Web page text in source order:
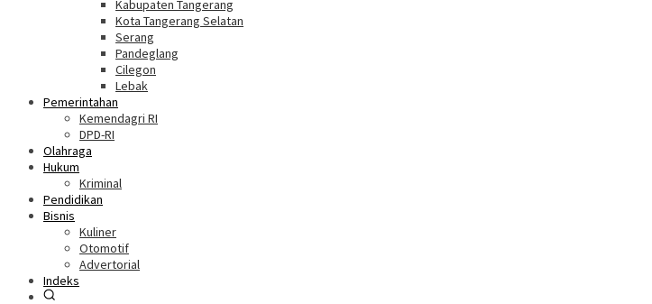
Kabupaten Tangerang
Kota Tangerang Selatan
Serang
Pandeglang
Cilegon
Lebak
Pemerintahan
Kemendagri RI
DPD-RI
Olahraga
Hukum
Kriminal
Pendidikan
Bisnis
Kuliner
Otomotif
Advertorial
Indeks